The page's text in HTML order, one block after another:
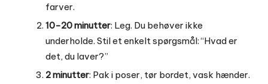
farver.
10-20 minutter: Leg. Du behøver ikke
underholde. Stil et enkelt spørgsmål: “Hvad er
det, du laver?”
2 minutter: Pak i poser, tør bordet, vask hænder.